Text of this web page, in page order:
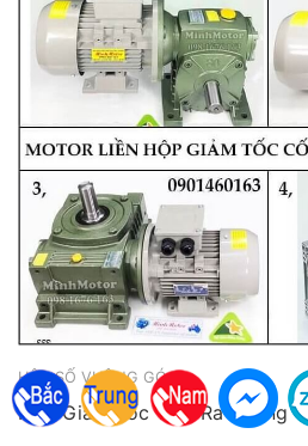
HỘP SỐ VUÔNG GÓC
Hộp Giảm Tốc Trục Ra Vuông